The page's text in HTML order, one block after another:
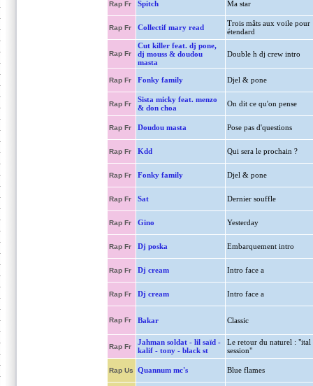
Rap Fr Spitch Ma star
Rap Fr Collectif mary read
Trois mâts aux voile pour
étendard
Rap Fr
Cut killer feat. dj pone,
dj mouss & doudou
masta
Double h dj crew intro
Rap Fr Fonky family Djel & pone
Rap Fr
Sista micky feat. menzo
& don choa
On dit ce qu'on pense
Rap Fr Doudou masta Pose pas d'questions
Rap Fr Kdd Qui sera le prochain ?
Rap Fr Fonky family Djel & pone
Rap Fr Sat Dernier souffle
Rap Fr Gino Yesterday
Rap Fr Dj poska Embarquement intro
Rap Fr Dj cream Intro face a
Rap Fr Dj cream Intro face a
Rap Fr Bakar Classic
Rap Fr
Jahman soldat - lil saïd -
kalif - tony - black st
Le retour du naturel : "ital
session"
Rap Us Quannum mc's Blue flames